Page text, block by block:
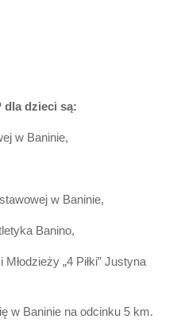
dla dzieci są:
w Baninie,
w Baninie,
Banino,
„4 Piłki” Justyna
w Baninie na odcinku 5 km.